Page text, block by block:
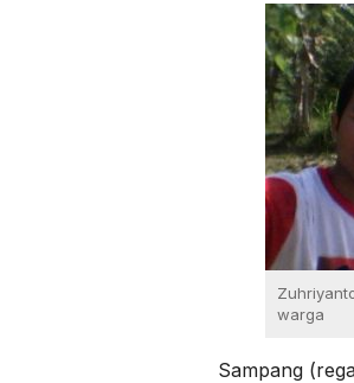
warga
Sampang